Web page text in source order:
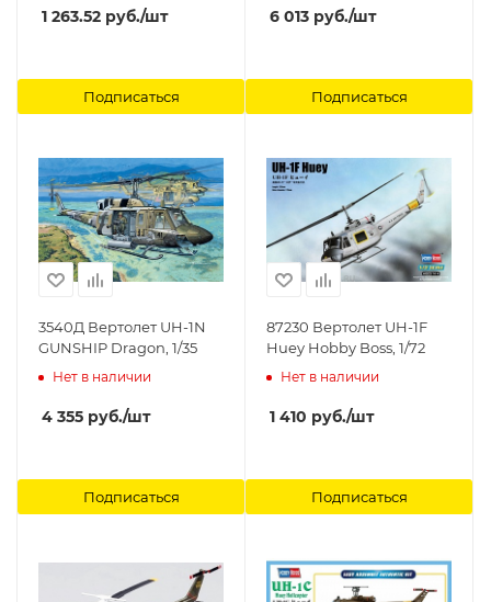
1 263.52 руб./шт
Подписаться
6 013 руб./шт
Подписаться
3540Д Вертолет UH-1N
GUNSHIP Dragon, 1/35
Нет в наличии
4 355 руб./шт
Подписаться
87230 Вертолет UH-1F
Huey Hobby Boss, 1/72
Нет в наличии
1 410 руб./шт
Подписаться